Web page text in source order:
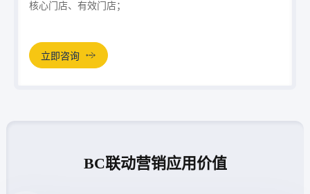
核心门店、有效门店；
立即咨询
BC联动营销应用价值